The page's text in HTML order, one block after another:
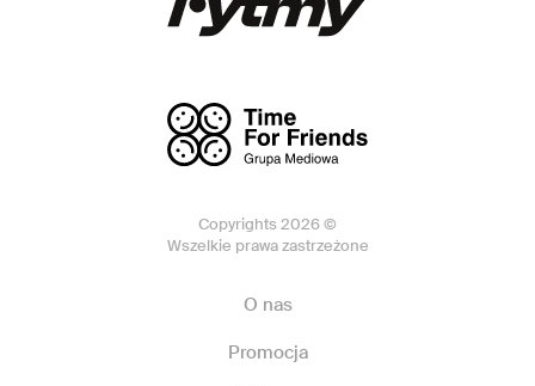
Copyrights 2026 ©
Wszelkie prawa zastrzeżone
O nas
Promocja